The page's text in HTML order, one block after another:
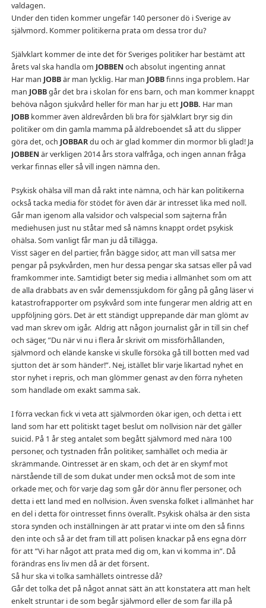
valdagen.
Under den tiden kommer ungefär 140 personer dö i Sverige av
självmord. Kommer politikerna prata om dessa tror du?
Självklart kommer de inte det för Sveriges politiker har bestämt att
årets val ska handla om JOBBEN och absolut ingenting annat
Har man JOBBär man lycklig. Har man JOBBfinns inga problem. Har
man JOBBgår det bra i skolan för ens barn, och man kommer knappt
behöva någon sjukvård heller för man har ju ett JOBB. Har man
JOBB kommer även äldrevården bli bra för självklart bryr sig din
politiker om din gamla mamma på äldreboendet så att du slipper
göra det, och JOBBARdu och är glad kommer din mormor bli glad! Ja
JOBBEN är verkligen 2014 års stora valfråga, och ingen annan fråga
verkar finnas eller så vill ingen nämna den.
Psykisk ohälsa vill man då rakt inte nämna, och här kan politikerna
också tacka media för stödet för även där är intresset lika med noll.
Går man igenom alla valsidor och valspecial som sajterna från
mediehusen just nu ståtar med så nämns knappt ordet psykisk
ohälsa. Som vanligt får man ju då tillägga.
Visst säger en del partier, från bägge sidor, att man vill satsa mer
pengar på psykvården, men hur dessa pengar ska satsas eller på vad
framkommer inte. Samtidigt beter sig media i allmänhet som om att
de alla drabbats av en svår demenssjukdom för gång på gång läser vi
katastrofrapporter om psykvård som inte fungerar men aldrig att en
uppföljning görs. Det är ett ständigt upprepande där man glömt av
vad man skrev om igår. Aldrig att någon journalist går in till sin chef
och säger, ”Du när vi nu i flera år skrivit om missförhållanden,
självmord och elände kanske vi skulle försöka gå till botten med vad
sjutton det är som händer!”. Nej, istället blir varje likartad nyhet en
stor nyhet i repris, och man glömmer genast av den förra nyheten
som handlade om exakt samma sak.
I förra veckan fick vi veta att självmorden ökar igen, och detta i ett
land som har ett politiskt taget beslut om nollvision när det gäller
suicid. På 1 år steg antalet som begått självmord med nära 100
personer, och tystnaden från politiker, samhället och media är
skrämmande. Ointresset är en skam, och det är en skymf mot
närstående till de som dukat under men också mot de som inte
orkade mer, och för varje dag som går dör ännu fler personer, och
detta i ett land med en nollvision. Även svenska folket i allmänhet har
en del i detta för ointresset finns överallt. Psykisk ohälsa är den sista
stora synden och inställningen är att pratar vi inte om den så finns
den inte och så är det fram till att polisen knackar på ens egna dörr
för att ”Vi har något att prata med dig om, kan vi komma in”. Då
förändras ens liv men då är det försent.
Så hur ska vi tolka samhällets ointresse då?
Går det tolka det på något annat sätt än att konstatera att man helt
enkelt struntar i de som begår självmord eller de som far illa på